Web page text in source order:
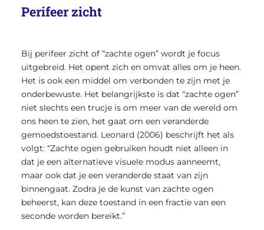
Perifeer zicht
Bij perifeer zicht of “zachte ogen” wordt je focus
uitgebreid. Het opent zich en omvat alles om je heen.
Het is ook een middel om verbonden te zijn met je
onderbewuste. Het belangrijkste is dat “zachte ogen”
niet slechts een trucje is om meer van de wereld om
ons heen te zien, het gaat om een veranderde
gemoedstoestand. Leonard (2006) beschrijft het als
volgt: “Zachte ogen gebruiken houdt niet alleen in
dat je een alternatieve visuele modus aanneemt,
maar ook dat je een veranderde staat van zijn
binnengaat. Zodra je de kunst van zachte ogen
beheerst, kan deze toestand in een fractie van een
seconde worden bereikt.”